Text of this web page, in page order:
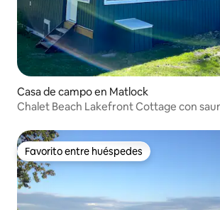
Casa de campo en Matlock
Chalet Beach Lakefront Cottage con
Favorito entre huéspedes
Favorito entre huéspedes